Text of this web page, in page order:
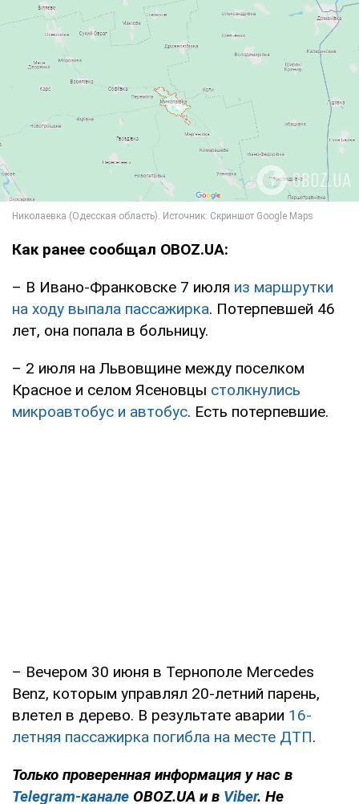
Как ранее сообщал OBOZ.UA:
– В Ивано-Франковске 7 июля из маршрутки
на ходу выпала пассажирка. Потерпевшей 46
лет, она попала в больницу.
– 2 июля на Львовщине между поселком
Красное и селом Ясеновцы столкнулись
микроавтобус и автобус. Есть потерпевшие.
– Вечером 30 июня в Тернополе Mercedes
Benz, которым управлял 20-летний парень,
влетел в дерево. В результате аварии 16-
летняя пассажирка погибла на месте ДТП.
Только проверенная информация у нас в
Telegram-канале OBOZ.UA и в Viber. Не